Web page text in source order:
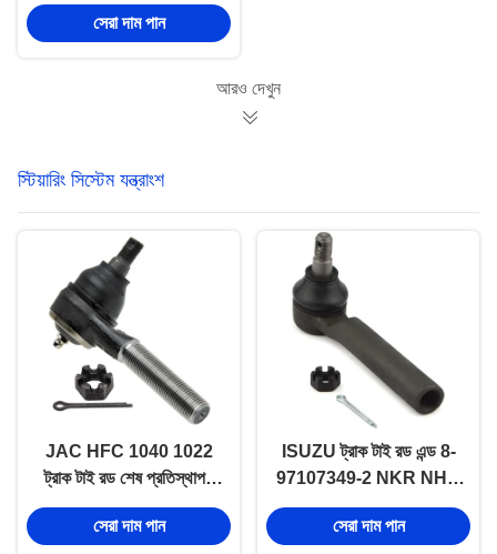
ডিজেল ইঞ্জিনের রিপেয়ার Nkr
সেরা দাম পান
আরও দেখুন
স্টিয়ারিং সিস্টেম যন্ত্রাংশ
JAC HFC 1040 1022
ট্রাক টাই রড শেষ প্রতিস্থাপন
3003510D306
সেরা দাম পান
ISUZU ট্রাক টাই রড এন্ড 8-
97107349-2 NKR NHR
NPR NQR বাম দিক
সেরা দাম পান